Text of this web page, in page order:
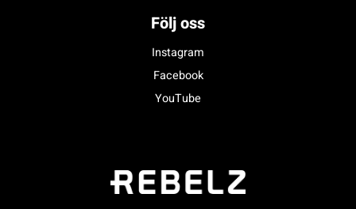
Följ oss
Instagram
Facebook
YouTube